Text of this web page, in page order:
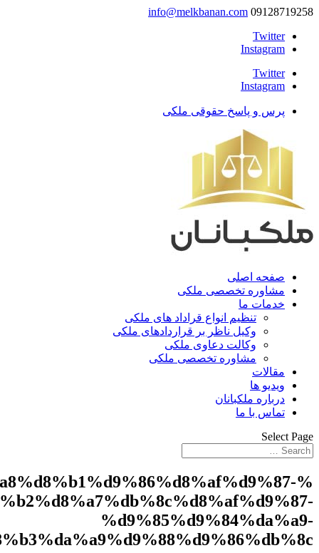
09128719258
info@melkbanan.com
Twitter
Instagram
Twitter
Instagram
پرس و پاسخ حقوقی ملکی
صفحه اصلی
مشاوره تخصصی ملکی
خدمات ما
تنظیم انواع قراداد های ملکی
وکیل ناظر بر قراردادهای ملکی
وکالت دعاوی ملکی
مشاوره تخصصی ملکی
مقالات
ویدیو ها
درباره ملکبانان
تماس با ما
Select Page
%d9%85%d9%84%da%a9-